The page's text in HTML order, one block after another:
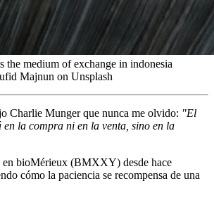
the medium of exchange in indonesia
Majnun on Unsplash
Charlie Munger que nunca me olvido: "El
en la compra ni en la venta, sino en la
en bioMérieux (BMXXY) desde hace
cómo la paciencia se recompensa de una